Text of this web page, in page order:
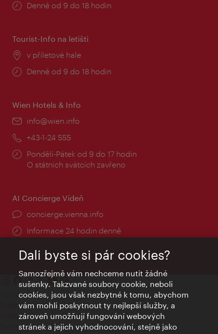
Provozní
Denně od 9 do 18 hodin
Tourist-Info na letišti
Místo:
v příletové hale
Provozní
Denně od 9 do 18 hodin
Wien Hotels & Info
E-
info@wien.info
Telefon:
+43-1-24 555
Provozní
doba:
Pondělí-Pátek od 9 do 17 hodin
O státních svátcích zavřeno
AI Concierge Vídeň
concierge.vienna.info
Informace 24 hodin denně
Kontakty
Credits
Prohlášení o ochraně osobních údajů
Terms of Use
Dali byste si pár cookies?
Samozřejmě vám nechceme nutit žádné
sušenky. Takzvané soubory cookie, neboli
cookies, jsou však nezbytné k tomu, abychom
vám mohli poskytnout ty nejlepší služby, a
zároveň umožňují fungování webových
stránek a jejich vyhodnocování, stejně jako